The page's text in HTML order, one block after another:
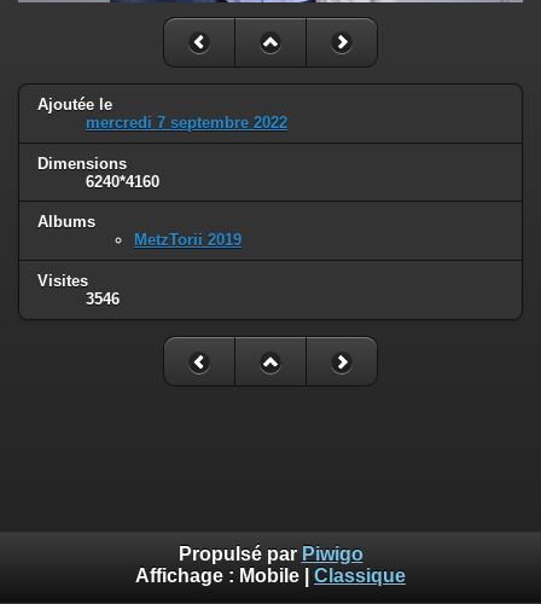
Ajoutée le
mercredi 7 septembre 2022
Dimensions
6240*4160
Albums
MetzTorii 2019
Visites
3546
Propulsé par Piwigo
Affichage : Mobile Classique